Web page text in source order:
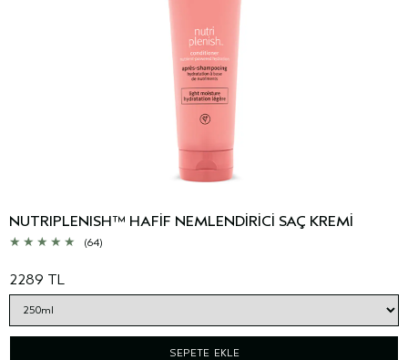
NUTRIPLENISH™ HAFİF NEMLENDİRİCİ SAÇ KREMİ
(64)
2289 TL
SEPETE EKLE